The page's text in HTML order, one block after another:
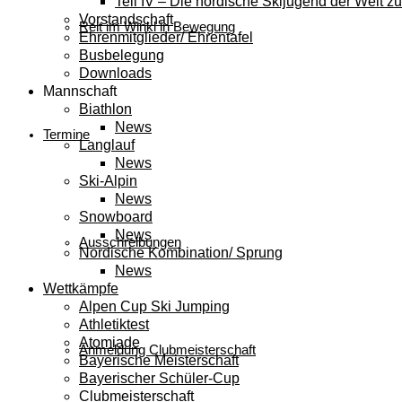
Reit im Winkl in Bewegung
Termine
Ausschreibungen
Anmeldung Clubmeisterschaft
Vorstandschaft
Ehrenmitglieder/ Ehrentafel
Busbelegung
Downloads
Mannschaft
Biathlon
News
Langlauf
News
Ski-Alpin
News
Snowboard
News
Nordische Kombination/ Sprung
News
Wettkämpfe
Alpen Cup Ski Jumping
Athletiktest
Atomiade
Bayerische Meisterschaft
Bayerischer Schüler-Cup
Clubmeisterschaft